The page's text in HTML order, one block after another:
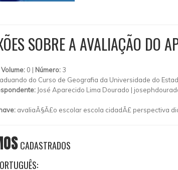
SOBRE A AVALIAÇÃO DO
Volume: 0 | Número: 3
do Curso de Geografia da Universidade do
José Aparecido Lima Dourado |
avaliaÃ§Ã£o escolar escola cidadÃ£ perspectiva
CADASTRADOS